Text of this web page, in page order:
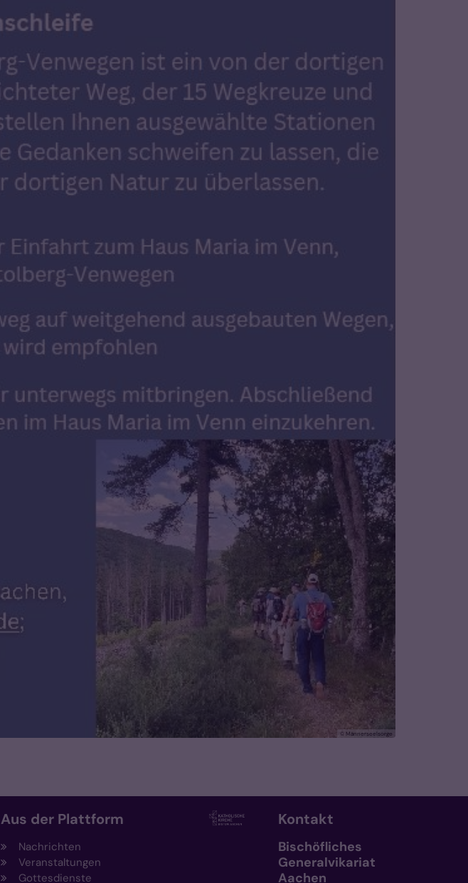
© Männerseelsorge
Aus der Plattform
Nachrichten
Veranstaltungen
Gottesdienste
Kontakt
Bischöfliches
Generalvikariat
Aachen